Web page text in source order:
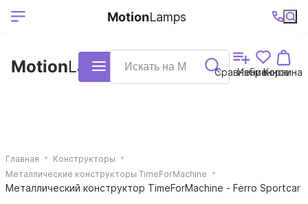
Ваш регион
Выберите ваш
+7 (495)740-
38-68
График
работы
MotionLamps Каталог Сравнение
Избранное
Корзина
MotionLamps
Главная
Конструкторы
Металлические конструкторы TimeForMachine
Металлический конструктор TimeForMachine - Ferro Sportcar